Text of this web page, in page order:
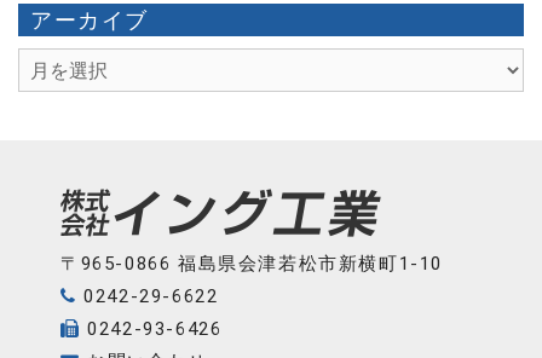
アーカイブ
ア
ー
〒965-0866 福島県会津若松市新横町1-10
0242-29-6622
0242-93-6426